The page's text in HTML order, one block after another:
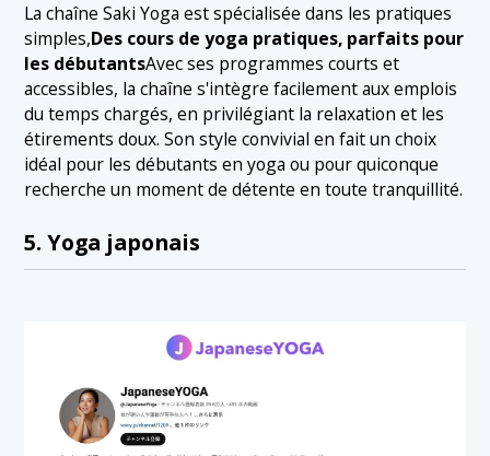
La chaîne Saki Yoga est spécialisée dans les pratiques
simples,Des cours de yoga pratiques, parfaits pour
les débutantsAvec ses programmes courts et
accessibles, la chaîne s'intègre facilement aux emplois
du temps chargés, en privilégiant la relaxation et les
étirements doux. Son style convivial en fait un choix
idéal pour les débutants en yoga ou pour quiconque
recherche un moment de détente en toute tranquillité.
5. Yoga japonais